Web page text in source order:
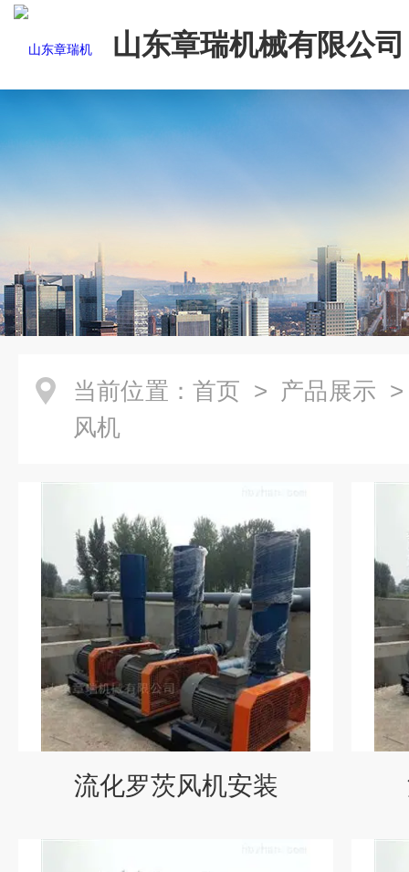
山东章瑞机械有限公司
当前位置： 首页 > 产品展示
风机
流化罗茨风机安装